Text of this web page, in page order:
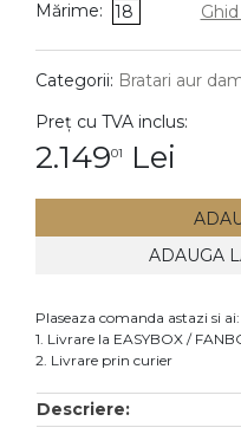
DIAMANTE
Cercei
Accesorii
Mărime: 18
Categorii: Bratari aur
Preț cu TVA inclus:
2.14901 Lei
ADAUGA
Plaseaza comanda astazi si ai:
1. Livrare la EASYBOX /
2. Livrare prin curier
Descriere: